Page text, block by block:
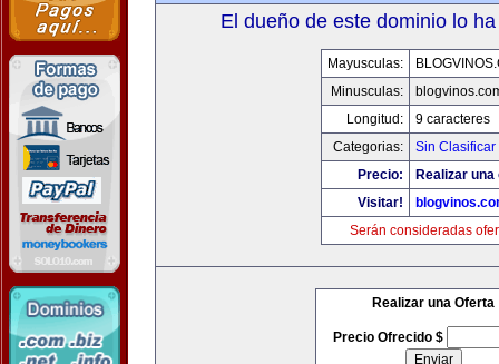
El dueño de este dominio lo
Mayusculas:
Minusculas:
Longitud:
9 caracteres
Categorias:
Sin Clasificar
Precio:
Realizar
Visitar!
Serán consideradas
Realizar una Oferta
Precio Ofrecido $